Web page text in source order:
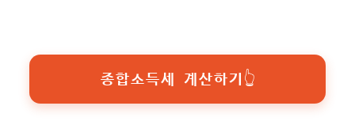
종합소득세 계산하기👆